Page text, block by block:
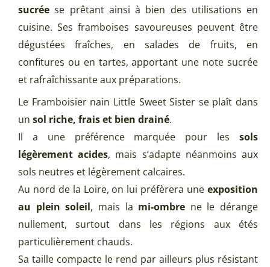
sucrée se prêtant ainsi à bien des utilisations en
cuisine. Ses framboises savoureuses peuvent être
dégustées fraîches, en salades de fruits, en
confitures ou en tartes, apportant une note sucrée
et rafraîchissante aux préparations.
Le Framboisier nain Little Sweet Sister se plaît dans
un sol riche, frais et bien drainé.
Il a une préférence marquée pour les sols
légèrement acides, mais s’adapte néanmoins aux
sols neutres et légèrement calcaires.
Au nord de la Loire, on lui préfèrera une exposition
au plein soleil, mais la mi-ombre ne le dérange
nullement, surtout dans les régions aux étés
particulièrement chauds.
Sa taille compacte le rend par ailleurs plus résistant